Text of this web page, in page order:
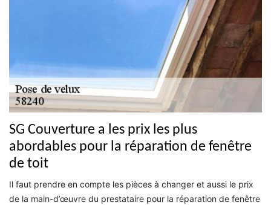
SG Couverture a les prix les plus
abordables pour la réparation de fenêtre
de toit
Il faut prendre en compte les pièces à changer et aussi le prix
de la main-d’œuvre du prestataire pour la réparation de fenêtre